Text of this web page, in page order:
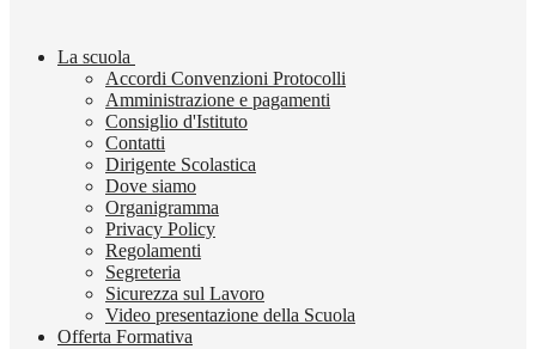
La scuola
Accordi Convenzioni Protocolli
Amministrazione e pagamenti
Consiglio d'Istituto
Contatti
Dirigente Scolastica
Dove siamo
Organigramma
Privacy Policy
Regolamenti
Segreteria
Sicurezza sul Lavoro
Video presentazione della Scuola
Offerta Formativa